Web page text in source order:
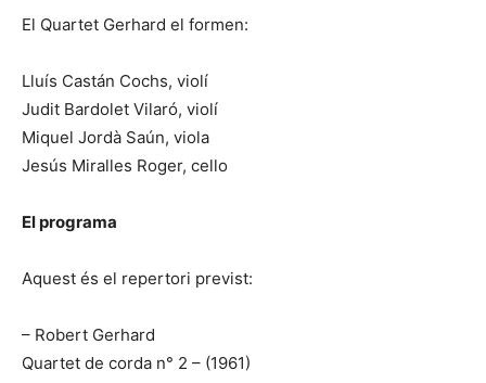
El Quartet Gerhard el formen:
Lluís Castán Cochs, violí
Judit Bardolet Vilaró, violí
Miquel Jordà Saún, viola
Jesús Miralles Roger, cello
El programa
Aquest és el repertori previst:
– Robert Gerhard
Quartet de corda n° 2 – (1961)